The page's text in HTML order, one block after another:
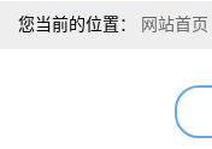
您当前的位置： 网站首页